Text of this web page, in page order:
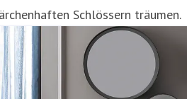
Schlössern träumen.